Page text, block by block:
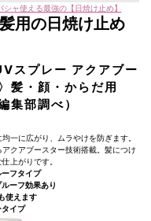
ャ使える最強の【日焼け止め】
用の日焼け止め
スプレー アクアブー
髪・顔・からだ用
部調べ）
一に広がり、ムラやけを防ぎます。
クアブースター技術搭載。髪につけ
上がりです。
フタイプ
ーフ効果あり
使えます
イプ